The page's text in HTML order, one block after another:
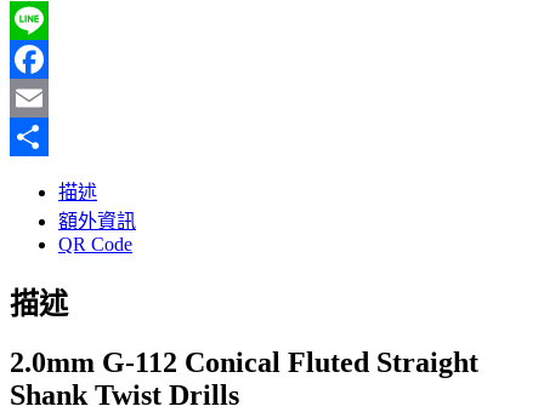
Line
Facebook
Email
描述
額外資訊
QR Code
描述
2.0mm G-112 Conical Fluted Straight
Shank Twist Drills